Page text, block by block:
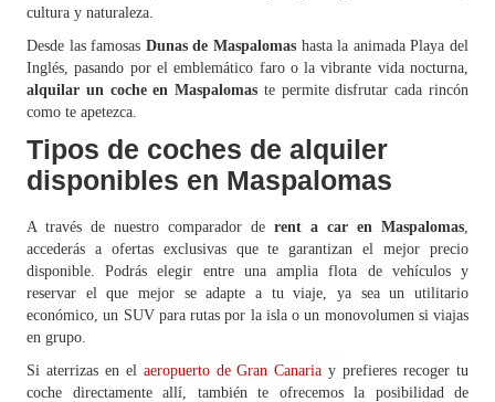
cultura y naturaleza.
Desde las famosas Dunas de Maspalomas hasta la animada Playa del
Inglés, pasando por el emblemático faro o la vibrante vida nocturna,
alquilar un coche en Maspalomas te permite disfrutar cada rincón
como te apetezca.
Tipos de coches de alquiler
disponibles en Maspalomas
A través de nuestro comparador de rent a car en Maspalomas,
accederás a ofertas exclusivas que te garantizan el mejor precio
disponible. Podrás elegir entre una amplia flota de vehículos y
reservar el que mejor se adapte a tu viaje, ya sea un utilitario
económico, un SUV para rutas por la isla o un monovolumen si viajas
en grupo.
Si aterrizas en el aeropuerto de Gran Canaria y prefieres recoger tu
coche directamente allí, también te ofrecemos la posibilidad de